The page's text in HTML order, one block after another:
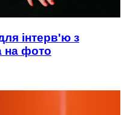
інтерв'ю з
на фото